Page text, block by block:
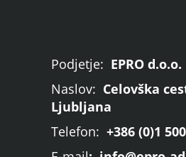
Podjetje: EPRO d.o.o.
Naslov: Celovška
Ljubljana
Telefon: +386 (0)1